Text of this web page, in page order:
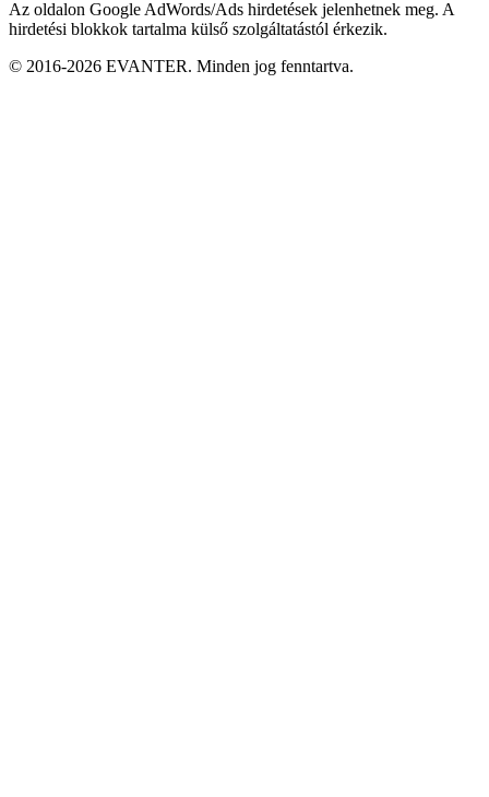
Az oldalon Google AdWords/Ads hirdetések jelenhetnek meg. A
hirdetési blokkok tartalma külső szolgáltatástól érkezik.
© 2016-2026 EVANTER. Minden jog fenntartva.